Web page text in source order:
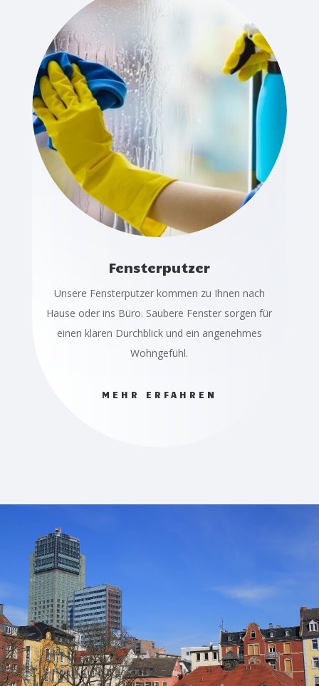
Fensterputzer
Unsere Fensterputzer kommen zu Ihnen nach
Hause oder ins Büro. Saubere Fenster sorgen für
einen klaren Durchblick und ein angenehmes
Wohngefühl.
MEHR ERFAHREN